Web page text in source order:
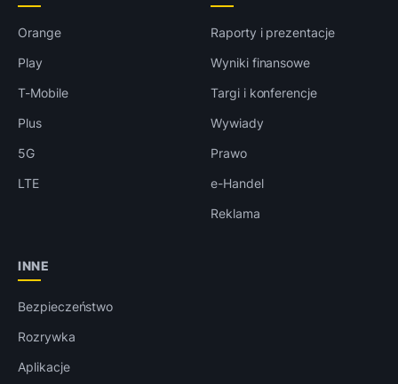
Orange
Play
T-Mobile
Plus
5G
LTE
Raporty i prezentacje
Wyniki finansowe
Targi i konferencje
Wywiady
Prawo
e-Handel
Reklama
INNE
Bezpieczeństwo
Rozrywka
Aplikacje